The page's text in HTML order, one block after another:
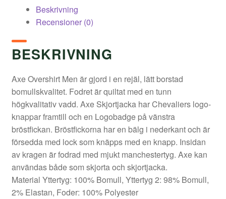
Beskrivning
Recensioner (0)
BESKRIVNING
Axe Overshirt Men är gjord i en rejäl, lätt borstad
bomullskvalitet. Fodret är quiltat med en tunn
högkvalitativ vadd. Axe Skjortjacka har Chevaliers logo-
knappar framtill och en Logobadge på vänstra
bröstfickan. Bröstfickorna har en bälg i nederkant och är
försedda med lock som knäpps med en knapp. Insidan
av kragen är fodrad med mjukt manchestertyg. Axe kan
användas både som skjorta och skjortjacka.
Material Yttertyg: 100% Bomull, Yttertyg 2: 98% Bomull,
2% Elastan, Foder: 100% Polyester